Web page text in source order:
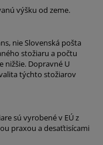
výšku od zeme.
nie Slovenská pošta
stožiaru a počtu
nižšie. Dopravné U
týchto stožiarov
sú vyrobené v EÚ z
praxou a desaťtisícami